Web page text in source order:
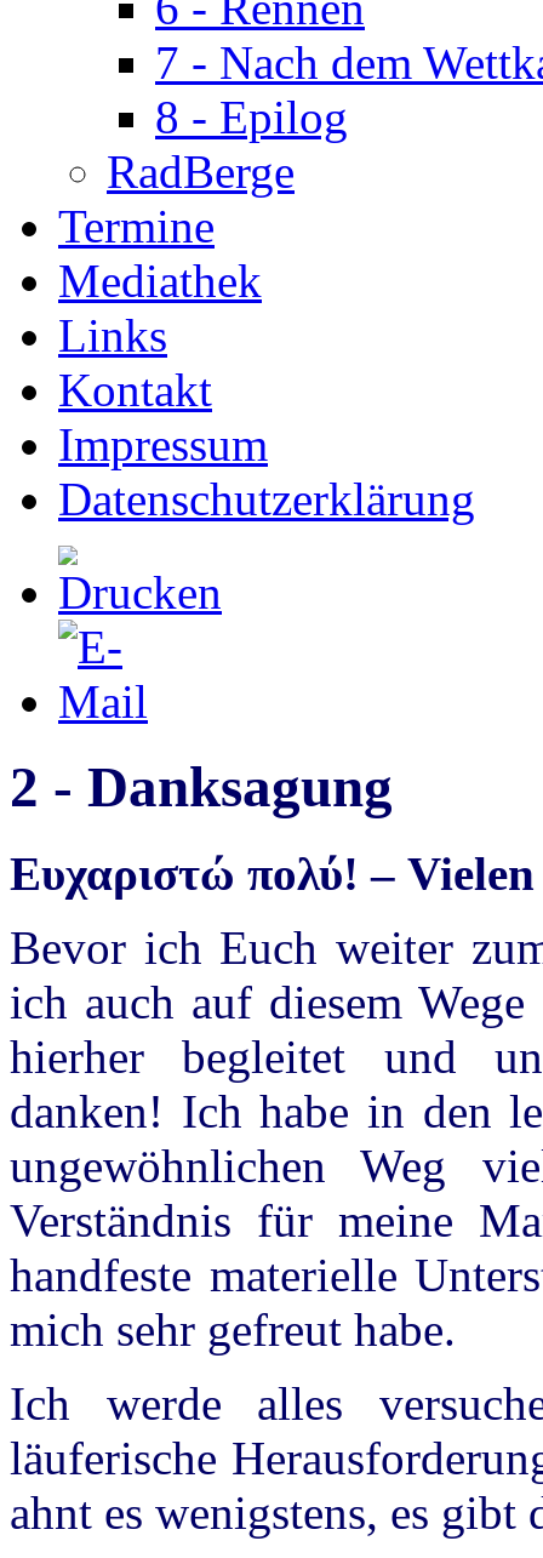
7 - Nach dem
8 - Epilog
RadBerge
Termine
Mediathek
Links
Kontakt
Impressum
Datenschutzerklärung
2 - Danksagung
Eυχαριστώ πολύ! –
Bevor ich Euch weiter
ich auch auf diesem
hierher begleitet und
danken! Ich habe in den
ungewöhnlichen Weg
Verständnis für meine
handfeste materielle
mich sehr gefreut habe.
Ich werde alles
läuferische
ahnt es wenigstens, es